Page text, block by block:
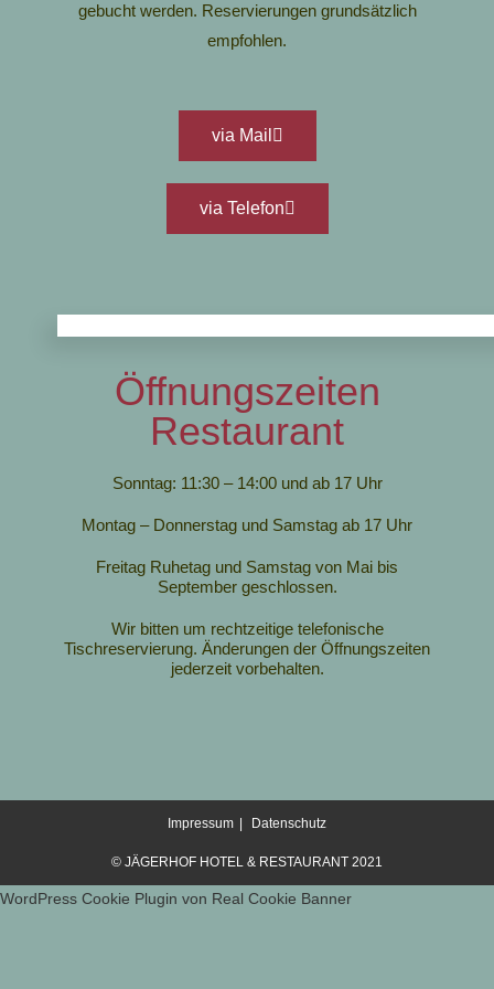
gebucht werden. Reservierungen grundsätzlich
empfohlen.
via Mail
via Telefon
Öffnungszeiten
Restaurant
Sonntag: 11:30 – 14:00 und ab 17 Uhr
Montag – Donnerstag und Samstag ab 17 Uhr
Freitag Ruhetag und Samstag von Mai bis
September geschlossen.
Wir bitten um rechtzeitige telefonische
Tischreservierung. Änderungen der Öffnungszeiten
jederzeit vorbehalten.
Impressum Datenschutz
© JÄGERHOF HOTEL & RESTAURANT 2021
WordPress Cookie Plugin von Real Cookie Banner